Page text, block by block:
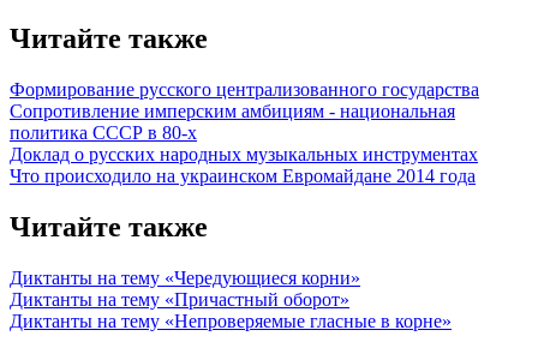
Читайте также
Формирование русского централизованного государства
Сопротивление имперским амбициям - национальная
политика СССР в 80-х
Доклад о русских народных музыкальных инструментах
Что происходило на украинском Евромайдане 2014 года
Читайте также
Диктанты на тему «Чередующиеся корни»
Диктанты на тему «Причастный оборот»
Диктанты на тему «Непроверяемые гласные в корне»